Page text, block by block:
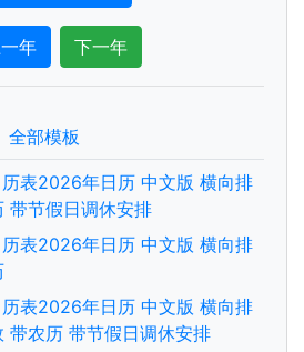
年 下一年
全部模板
表2026年日历 中文版 横向排
带节假日调休安排
表2026年日历 中文版 横向排
表2026年日历 中文版 横向排
带农历 带节假日调休安排